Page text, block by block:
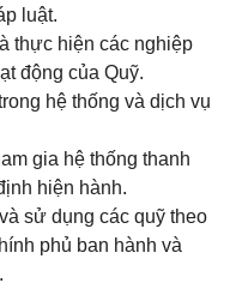
luật.
thực hiện các nghiệp
động của Quỹ.
hệ thống và dịch vụ
gia hệ thống thanh
hiện hành.
sử dụng các quỹ theo
phủ ban hành và